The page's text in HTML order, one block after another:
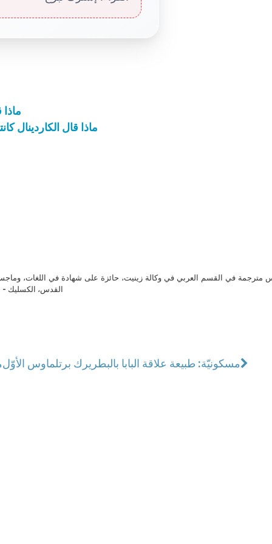
ماذا قال الكاردينال
في القسم العربي في وكالة زينيت، حائزة على شهادة في اللغات،
القدس، الكسليك -
مسكونيّة: طبيعة علاقة البابا بالبطريرك برتلماوس الأوّل